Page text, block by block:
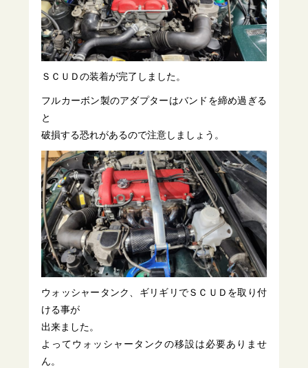
ＳＣＵＤの装着が完了しました。
フルカーボン製のアダプターはバンドを締め過ぎる
と
破損する恐れがあるので注意しましょう。
ウォッシャータンク、ギリギリでＳＣＵＤを取り付
ける事が
出来ました。
よってウォッシャータンクの移設は必要ありませ
ん。